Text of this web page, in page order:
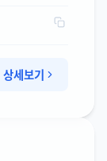
상세보기